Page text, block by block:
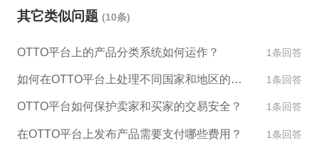
OTTO需要认真考虑其品牌授权策略并与品牌方展开
积极对话，以实现品牌授权的目标。
正式签署品牌授权协议。
其它类似问题 (10条)
OTTO平台上的产品分类系统如何运作？ 1条回答
如何在OTTO平台上处理不同国家和地区的客户和订单？ 1条回答
OTTO平台如何保护卖家和买家的交易安全？ 1条回答
在OTTO平台上发布产品需要支付哪些费用？ 1条回答